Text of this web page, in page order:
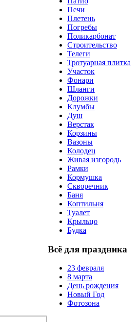
Печи
Плетень
Погребы
Поликарбонат
Строительство
Телеги
Тротуарная плитка
Участок
Фонари
Шланги
Дорожки
Клумбы
Душ
Верстак
Корзины
Вазоны
Колодец
Живая изгородь
Рамки
Кормушка
Скворечник
Баня
Коптильня
Туалет
Крыльцо
Будка
Всё для праздника
23 февраля
8 марта
День рождения
Новый Год
Фотозона